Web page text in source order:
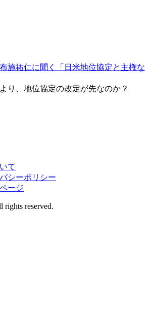
施祐仁に聞く「日米地位協定と主権な
り、地位協定の改定が先なのか？
て
シーポリシー
ージ
reserved.